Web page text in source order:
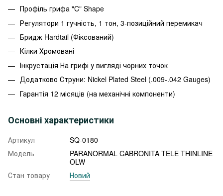
Профіль грифа "C" Shape
Регулятори 1 гучність, 1 тон, 3-позиційний перемикач
Бридж Hardtail (Фіксований)
Кілки Хромовані
Інкрустація На грифі у вигляді чорних точок
Додатково Струни: Nickel Plated Steel (.009-.042 Gauges)
Гарантія 12 місяців (на механічні компоненти)
Основні характеристики
Артикул
SQ-0180
Модель
PARANORMAL CABRONITA TELE THINLINE
OLW
Стан товару
Новий